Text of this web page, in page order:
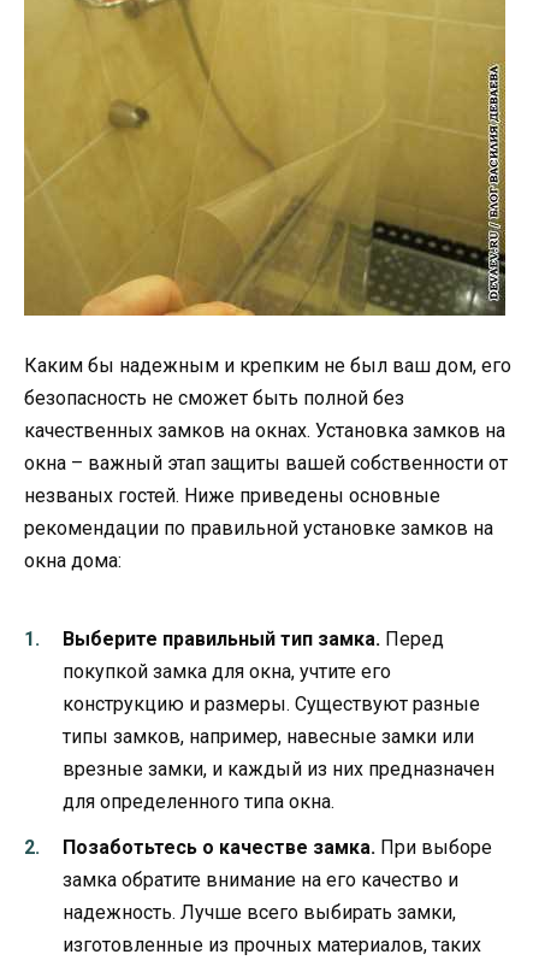
Каким бы надежным и крепким не был ваш дом, его
безопасность не сможет быть полной без
качественных замков на окнах. Установка замков на
окна – важный этап защиты вашей собственности от
незваных гостей. Ниже приведены основные
рекомендации по правильной установке замков на
окна дома:
Выберите правильный тип замка. Перед
покупкой замка для окна, учтите его
конструкцию и размеры. Существуют разные
типы замков, например, навесные замки или
врезные замки, и каждый из них предназначен
для определенного типа окна.
Позаботьтесь о качестве замка. При выборе
замка обратите внимание на его качество и
надежность. Лучше всего выбирать замки,
изготовленные из прочных материалов, таких